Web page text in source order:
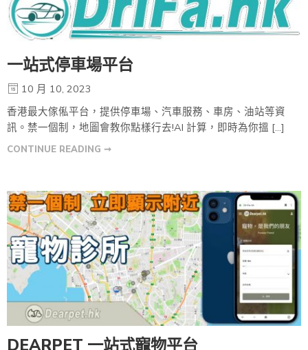
一站式停車場平台
10 月 10, 2023
香港最大傢俬平台，提供停車場、汽車服務、車房、油站等資
訊。禁一個制，地圖會教你點樣行去!AI 計算，即時為你搵 […]
CONTINUE READING ➞
DEARPET 一站式寵物平台